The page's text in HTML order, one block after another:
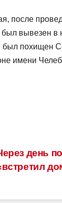
после
вывезен в
похищен
имени
день